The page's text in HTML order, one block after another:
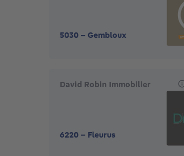
5030 - Gembloux
David Robin Immobilier
6220 - Fleurus